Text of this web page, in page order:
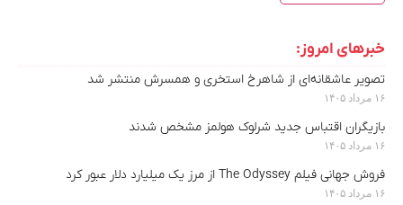
خبرهای امروز:
تصویر عاشقانه‌ای از شاهرخ استخری و همسرش منتشر شد
۱۶ مرداد ۱۴۰۵
بازیگران اقتباس جدید شرلوک هولمز مشخص شدند
۱۶ مرداد ۱۴۰۵
فروش جهانی فیلم The Odyssey از مرز یک میلیارد دلار عبور کرد
۱۶ مرداد ۱۴۰۵